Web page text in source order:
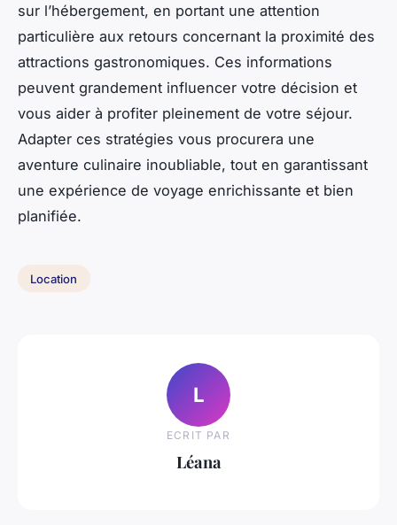
sur l’hébergement, en portant une attention
particulière aux retours concernant la proximité des
attractions gastronomiques. Ces informations
peuvent grandement influencer votre décision et
vous aider à profiter pleinement de votre séjour.
Adapter ces stratégies vous procurera une
aventure culinaire inoubliable, tout en garantissant
une expérience de voyage enrichissante et bien
planifiée.
Location
L
ECRIT PAR
Léana